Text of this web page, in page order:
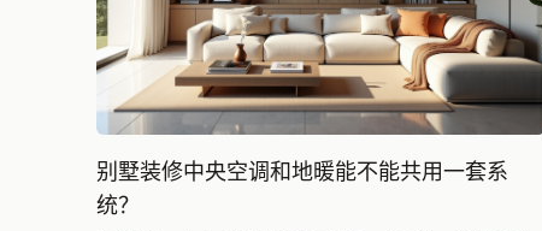
别墅装修中央空调和地暖能不能共用一套系
统？